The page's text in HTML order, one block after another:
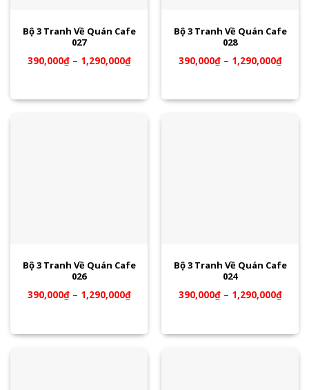
Bộ 3 Tranh Về Quán Cafe
027
390,000₫– 1,290,000₫
Bộ 3 Tranh Về Quán Cafe
028
390,000₫– 1,290,000₫
Bộ 3 Tranh Về Quán Cafe
026
390,000₫– 1,290,000₫
Bộ 3 Tranh Về Quán Cafe
024
390,000₫– 1,290,000₫